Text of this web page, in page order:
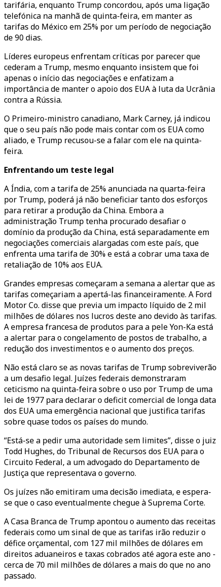
tarifária, enquanto Trump concordou, após uma ligação
telefónica na manhã de quinta-feira, em manter as
tarifas do México em 25% por um período de negociação
de 90 dias.
Líderes europeus enfrentam críticas por parecer que
cederam a Trump, mesmo enquanto insistem que foi
apenas o início das negociações e enfatizam a
importância de manter o apoio dos EUA à luta da Ucrânia
contra a Rússia.
O Primeiro-ministro canadiano, Mark Carney, já indicou
que o seu país não pode mais contar com os EUA como
aliado, e Trump recusou-se a falar com ele na quinta-
feira.
Enfrentando um teste legal
A Índia, com a tarifa de 25% anunciada na quarta-feira
por Trump, poderá já não beneficiar tanto dos esforços
para retirar a produção da China. Embora a
administração Trump tenha procurado desafiar o
domínio da produção da China, está separadamente em
negociações comerciais alargadas com este país, que
enfrenta uma tarifa de 30% e está a cobrar uma taxa de
retaliação de 10% aos EUA.
Grandes empresas começaram a semana a alertar que as
tarifas começariam a apertá-las financeiramente. A Ford
Motor Co. disse que previa um impacto líquido de 2 mil
milhões de dólares nos lucros deste ano devido às tarifas.
A empresa francesa de produtos para a pele Yon-Ka está
a alertar para o congelamento de postos de trabalho, a
redução dos investimentos e o aumento dos preços.
Não está claro se as novas tarifas de Trump sobreviverão
a um desafio legal. Juízes federais demonstraram
ceticismo na quinta-feira sobre o uso por Trump de uma
lei de 1977 para declarar o deficit comercial de longa data
dos EUA uma emergência nacional que justifica tarifas
sobre quase todos os países do mundo.
“Está-se a pedir uma autoridade sem limites”, disse o juiz
Todd Hughes, do Tribunal de Recursos dos EUA para o
Circuito Federal, a um advogado do Departamento de
Justiça que representava o governo.
Os juízes não emitiram uma decisão imediata, e espera-
se que o caso eventualmente chegue à Suprema Corte.
A Casa Branca de Trump apontou o aumento das receitas
federais como um sinal de que as tarifas irão reduzir o
défice orçamental, com 127 mil milhões de dólares em
direitos aduaneiros e taxas cobrados até agora este ano -
cerca de 70 mil milhões de dólares a mais do que no ano
passado.